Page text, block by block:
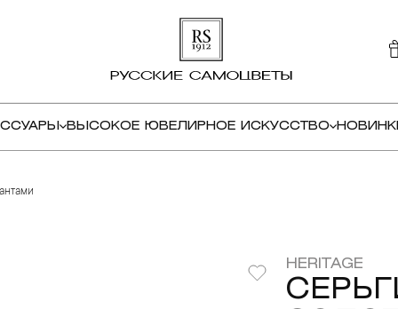
ВЫСОКОЕ ЮВЕЛИРНОЕ ИСКУССТВО
HERITAGE